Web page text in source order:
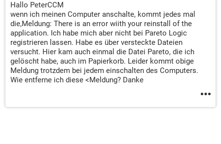
Hallo PeterCCM
wenn ich meinen Computer anschalte, kommt jedes mal
die,Meldung: There is an error wiith your reinstall of the
application. Ich habe mich aber nicht bei Pareto Logic
registrieren lassen. Habe es über versteckte Dateien
versucht. Hier kam auch einmal die Datei Pareto, die ich
gelöscht habe, auch im Papierkorb. Leider kommt obige
Meldung trotzdem bei jedem einschalten des Computers.
Wie entferne ich diese <Meldung? Danke